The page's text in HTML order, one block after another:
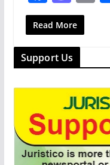
a
c
e
b
o
k
a
st
o
d
o
n
Read More
Support Us